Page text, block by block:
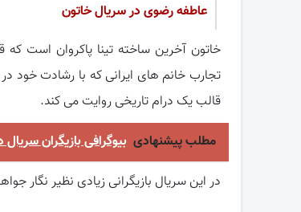
عاطفه رضوی در سریال خاتون
تجارب خانم های ایرانی که با رشادت خود
قالب یک درام تاریخی روایت می کند.
مطلب پیشنهادی بیوگرافی بازیگران
در این سریال بازیگرانی زیادی نظیر نگار